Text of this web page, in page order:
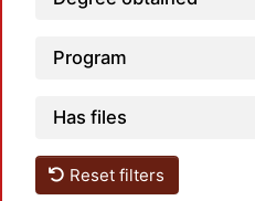
Program
Has files
Reset filters